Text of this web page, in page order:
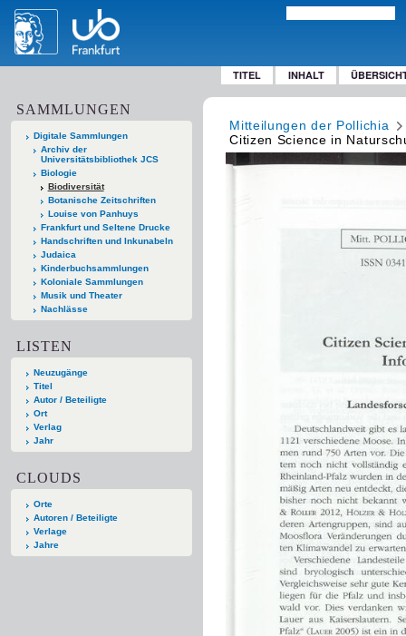
TITEL INHALT
SAMMLUNGEN
Digitale Sammlungen
Archiv der
Universitätsbibliothek JCS
Biologie
Biodiversität
Botanische Zeitschriften
Louise von Panhuys
Frankfurt und Seltene Drucke
Handschriften und Inkunabeln
Judaica
Kinderbuchsammlungen
Koloniale Sammlungen
Musik und Theater
Nachlässe
LISTEN
Neuzugänge
Titel
Autor / Beteiligte
Ort
Verlag
Jahr
CLOUDS
Orte
Autoren / Beteiligte
Verlage
Jahre
Mitteilungen der Pollichia
Citizen Science in